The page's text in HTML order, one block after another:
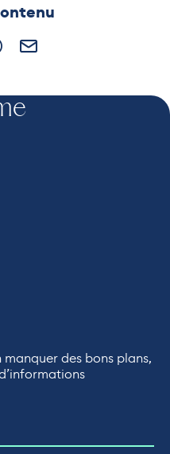
(nouvelle fenêtre)
sur X / Twitter (nouvelle
sur WhatsApp
Partager par mail
des bons plans,